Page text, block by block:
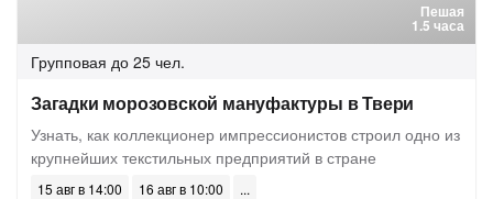
Пешая
1.5 часа
Групповая до 25 чел.
Загадки морозовской мануфактуры в Твери
Узнать, как коллекционер импрессионистов строил одно из
крупнейших текстильных предприятий в стране
15 авг в 14:00 16 авг в 10:00